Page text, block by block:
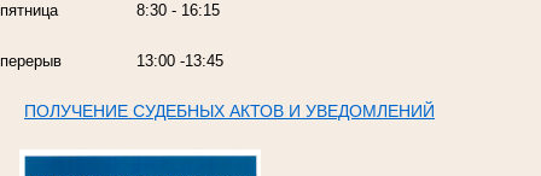
пятница
перерыв
8:30 - 16:15
13:00 -13:45
ПОЛУЧЕНИЕ СУДЕБНЫХ АКТОВ И УВЕДОМЛЕНИЙ